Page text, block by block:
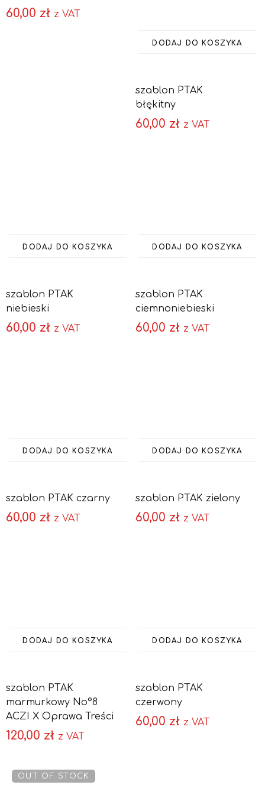
60,00 zł z VAT
DODAJ DO KOSZYKA
szablon PTAK
błękitny
60,00 zł z VAT
DODAJ DO KOSZYKA
szablon PTAK
niebieski
60,00 zł z VAT
DODAJ DO KOSZYKA
szablon PTAK
ciemnoniebieski
60,00 zł z VAT
DODAJ DO KOSZYKA
szablon PTAK czarny
60,00 zł z VAT
DODAJ DO KOSZYKA
szablon PTAK zielony
60,00 zł z VAT
DODAJ DO KOSZYKA
szablon PTAK
marmurkowy No°8
ACZI X Oprawa Treści
120,00 zł z VAT
DODAJ DO KOSZYKA
szablon PTAK
czerwony
60,00 zł z VAT
OUT OF STOCK